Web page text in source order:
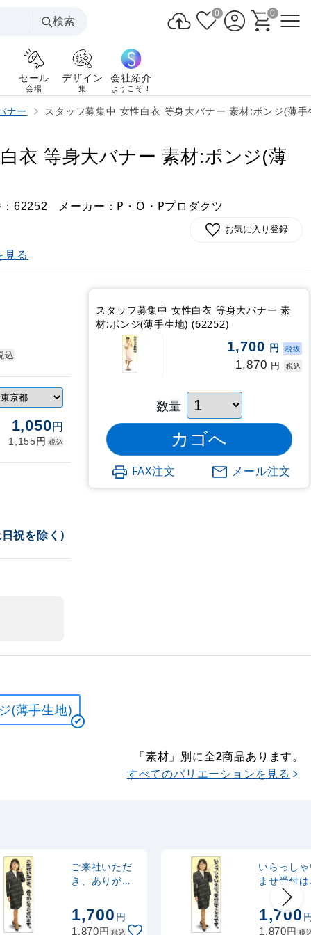
検索
0 0
セール
会場
デザイン
集
会社紹介
ようこそ！
ナー スタッフ募集中 女性白衣 等身大バナー 素材:ポンジ(薄
衣 等身大バナー 素材:ポンジ(薄
62252 メーカー：P・O・Pプロダクツ
お気に入り登録
見る
込
1,050円
1,155円 税込
祝を除く)
スタッフ募集中 女性白衣 等身大バナー 素
材:ポンジ(薄手生地) (62252)
1,700 円 税抜
1,870 円 税込
数量
FAX注文 メール注文
(薄手生地)
「素材」別に全2商品あります。
すべてのバリエーションを見る
ご来社いただ
き、ありがと
等身大バナー
素材:ポンジ(薄
1,700円
1,870円 税込
いらっし
ませ受付
ちら 等身
ナー 素材:
ジ(薄手生
1,700
1,870円 税